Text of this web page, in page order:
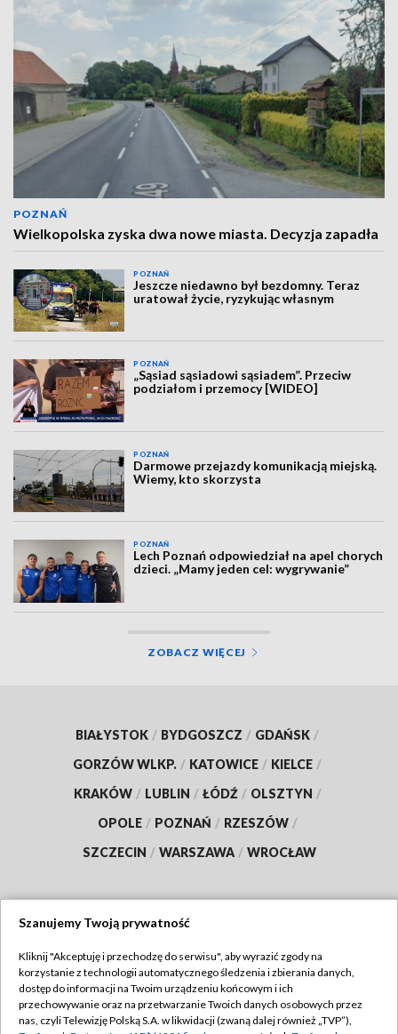
POZNAŃ
Wielkopolska zyska dwa nowe miasta. Decyzja zapadła
POZNAŃ
Jeszcze niedawno był bezdomny. Teraz
uratował życie, ryzykując własnym
POZNAŃ
„Sąsiad sąsiadowi sąsiadem”. Przeciw
podziałom i przemocy [WIDEO]
POZNAŃ
Darmowe przejazdy komunikacją miejską.
Wiemy, kto skorzysta
POZNAŃ
Lech Poznań odpowiedział na apel chorych
dzieci. „Mamy jeden cel: wygrywanie”
ZOBACZ WIĘCEJ
BIAŁYSTOK / BYDGOSZCZ / GDAŃSK /
GORZÓW WLKP. / KATOWICE / KIELCE /
KRAKÓW / LUBLIN / ŁÓDŹ / OLSZTYN /
OPOLE / POZNAŃ / RZESZÓW /
SZCZECIN / WARSZAWA / WROCŁAW
TVP
Abonament TVP
Regulamin TVP
Szanujemy Twoją prywatność
Kliknij "Akceptuję i przechodzę do serwisu", aby wyrazić zgody na
korzystanie z technologii automatycznego śledzenia i zbierania danych,
dostęp do informacji na Twoim urządzeniu końcowym i ich
przechowywanie oraz na przetwarzanie Twoich danych osobowych przez
nas, czyli Telewizję Polską S.A. w likwidacji (zwaną dalej również „TVP”),